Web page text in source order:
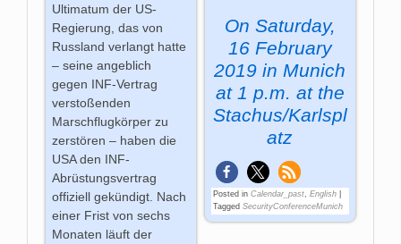
Ultimatum der US-
Regierung, das von
Russland verlangt hatte
– seine angeblich
gegen INF-Vertrag
verstoßenden
Marschflugkörper zu
zerstören – haben die
USA den INF-
Abrüstungsvertrag
offiziell gekündigt. Nach
einer Frist von sechs
Monaten läuft der
On Saturday,
16 February
2019 in Munich
at 1 p.m. at the
Stachus/Karlspl
atz
Posted in Calendar_past, English|
Tagged SecurityConferenceMunich